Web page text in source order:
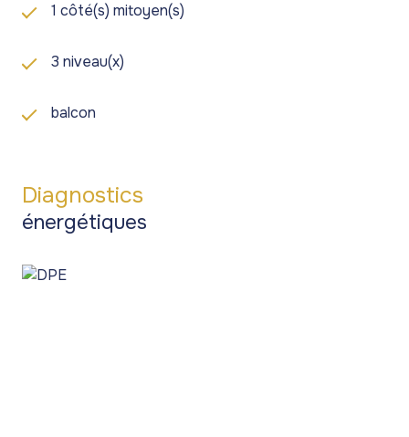
1 côté(s) mitoyen(s)
3 niveau(x)
balcon
Diagnostics
énergétiques